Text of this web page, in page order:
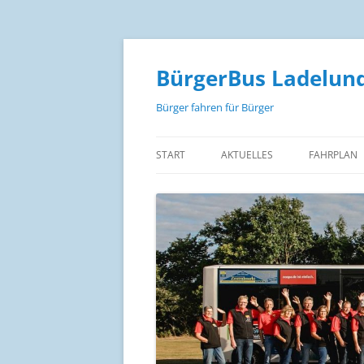
Zum
springen
BürgerBus
Bürger fahren für Bürger
START AKTUELLES FAHRPLAN
FAHRPREISE